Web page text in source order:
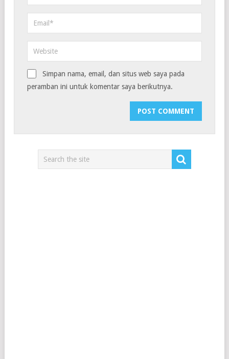
Simpan nama, email, dan situs web saya pada
peramban ini untuk komentar saya berikutnya.